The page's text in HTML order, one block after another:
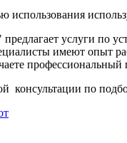
использования
услуги по
имеют опыт
по